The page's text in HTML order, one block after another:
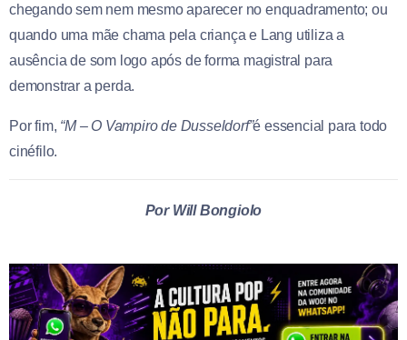
chegando sem nem mesmo aparecer no enquadramento; ou
quando uma mãe chama pela criança e Lang utiliza a
ausência de som logo após de forma magistral para
demonstrar a perda.
Por fim, “M – O Vampiro de Dusseldorf”é essencial para todo
cinéfilo.
Por Will Bongiolo